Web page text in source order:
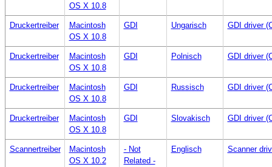
OS X 10.8
Druckertreiber
Macintosh
OS X 10.8
GDI Ungarisch GDI driver
Druckertreiber
Macintosh
OS X 10.8
GDI Polnisch GDI driver
Druckertreiber
Macintosh
OS X 10.8
GDI Russisch GDI driver
Druckertreiber
Macintosh
OS X 10.8
GDI Slovakisch GDI driver
Scannertreiber
Macintosh
OS X 10.2
- Not
Related -
Englisch Scanner